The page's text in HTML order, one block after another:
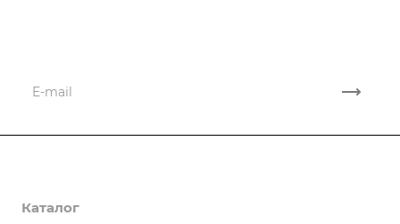
О компании
Каталог